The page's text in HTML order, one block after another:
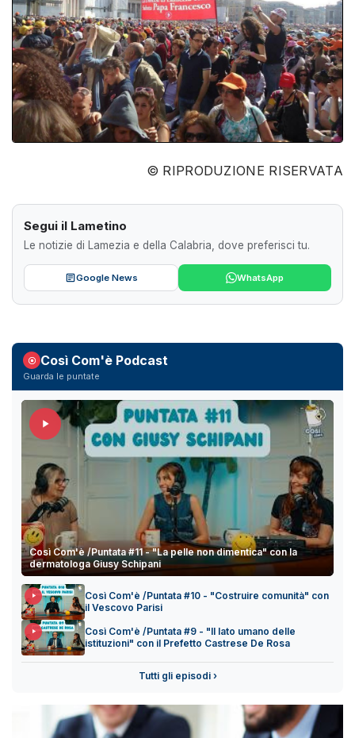
© RIPRODUZIONE RISERVATA
Segui il Lametino
Le notizie di Lamezia e della Calabria, dove preferisci tu.
Google News WhatsApp
Così Com'è Podcast
Guarda le puntate
Così Com'è /Puntata #11 - "La pelle non dimentica" con la
dermatologa Giusy Schipani
Così Com'è /Puntata #10 - "Costruire comunità" con
il Vescovo Parisi
Così Com'è /Puntata #9 - "Il lato umano delle
istituzioni" con il Prefetto Castrese De Rosa
Tutti gli episodi ›